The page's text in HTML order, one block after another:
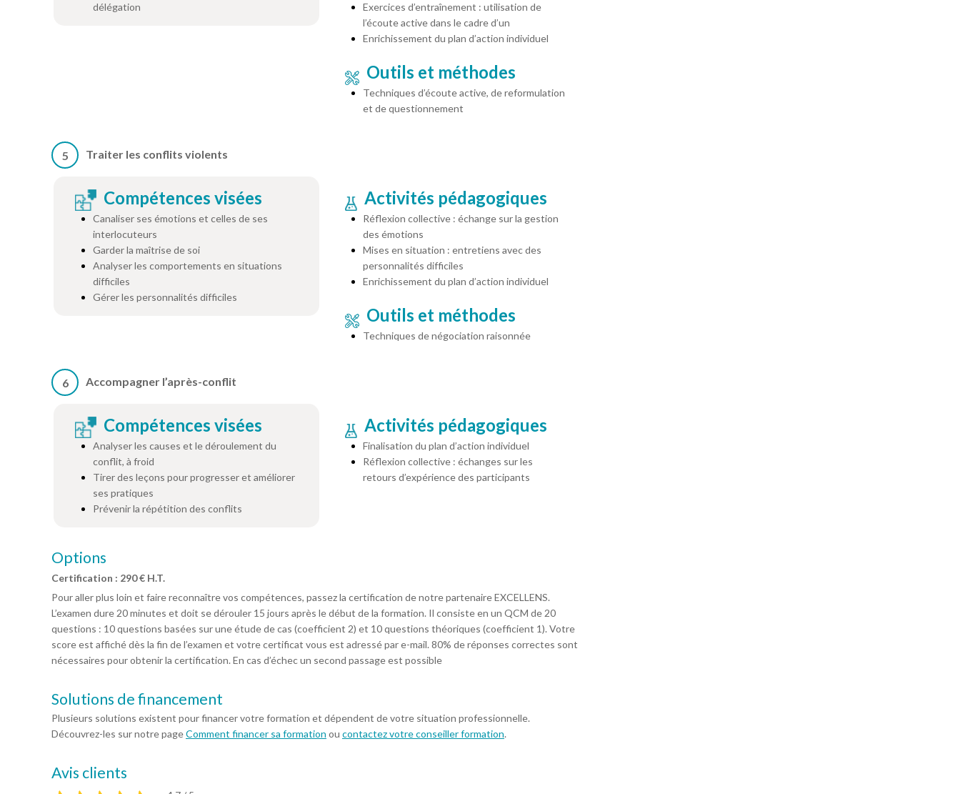
délégation
Exercices d’entraînement : utilisation de
l’écoute active dans le cadre d’un
Enrichissement du plan d’action individuel
Outils et méthodes
Techniques d’écoute active, de reformulation
et de questionnement
5 Traiter les conflits violents
Compétences visées
Canaliser ses émotions et celles de ses
interlocuteurs
Garder la maîtrise de soi
Analyser les comportements en situations
difficiles
Gérer les personnalités difficiles
Activités pédagogiques
Réflexion collective : échange sur la gestion
des émotions
Mises en situation : entretiens avec des
personnalités difficiles
Enrichissement du plan d’action individuel
Outils et méthodes
Techniques de négociation raisonnée
6 Accompagner l’après-conflit
Compétences visées
Analyser les causes et le déroulement du
conflit, à froid
Tirer des leçons pour progresser et améliorer
ses pratiques
Prévenir la répétition des conflits
Activités pédagogiques
Finalisation du plan d’action individuel
Réflexion collective : échanges sur les
retours d’expérience des participants
Options
Certification : 290 € H.T.
Pour aller plus loin et faire reconnaître vos compétences, passez la certification de notre partenaire EXCELLENS.
L’examen dure 20 minutes et doit se dérouler 15 jours après le début de la formation. Il consiste en un QCM de 20
questions : 10 questions basées sur une étude de cas (coefficient 2) et 10 questions théoriques (coefficient 1). Votre
score est affiché dès la fin de l’examen et votre certificat vous est adressé par e-mail. 80% de réponses correctes sont
nécessaires pour obtenir la certification. En cas d’échec un second passage est possible
Solutions de financement
Plusieurs solutions existent pour financer votre formation et dépendent de votre situation professionnelle.
Découvrez-les sur notre pageComment financer sa formation ou contactez votre conseiller formation.
Avis clients